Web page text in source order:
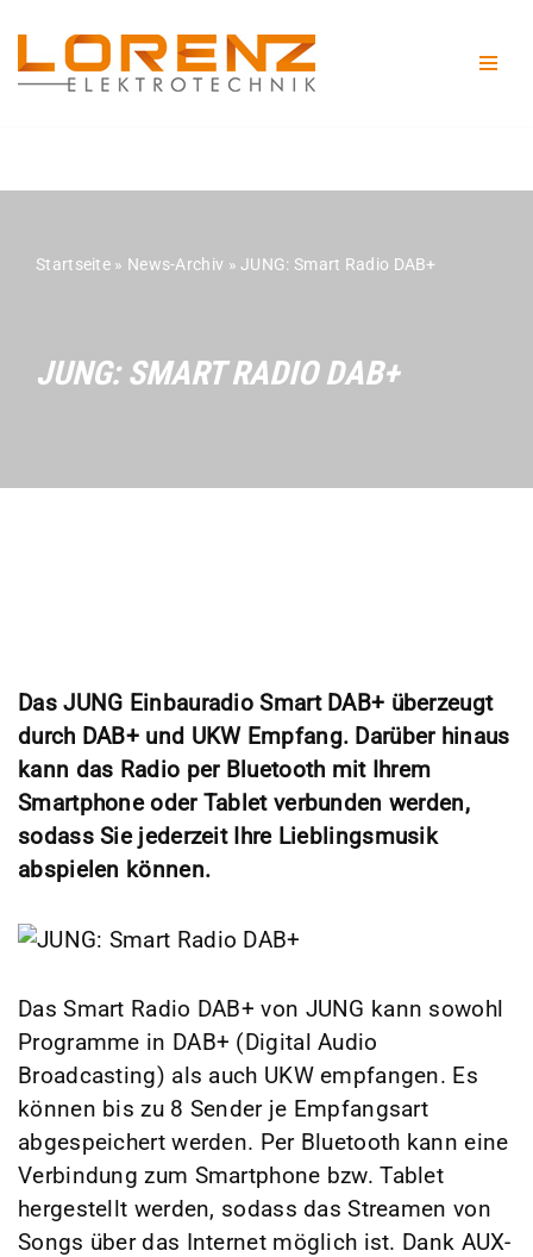
Zum
Inhalt
Startseite » News-Archiv »JUNG: Smart Radio DAB+
JUNG: SMART RADIO DAB+
Das JUNG Einbauradio Smart DAB+ überzeugt
durch DAB+ und UKW Empfang. Darüber hinaus
kann das Radio per Bluetooth mit Ihrem
Smartphone oder Tablet verbunden werden,
sodass Sie jederzeit Ihre Lieblingsmusik
abspielen können.
Das Smart Radio DAB+ von JUNG kann sowohl
Programme in DAB+ (Digital Audio
Broadcasting) als auch UKW empfangen. Es
können bis zu 8 Sender je Empfangsart
abgespeichert werden. Per Bluetooth kann eine
Verbindung zum Smartphone bzw. Tablet
hergestellt werden, sodass das Streamen von
Songs über das Internet möglich ist. Dank AUX-